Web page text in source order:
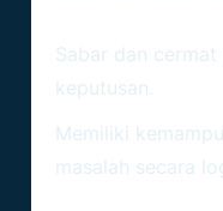
Sabar dan cermat
keputusan.
Memiliki
masalah secara